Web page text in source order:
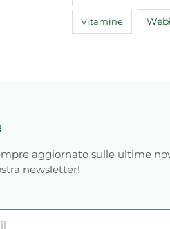
Vitamine
aggiornato sulle ultime
newsletter!